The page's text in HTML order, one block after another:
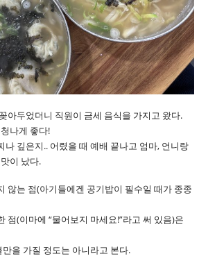
아두었더니 직원이 금세 음식을 가지고 왔다.
나게 좋다!
나 깊은지.. 어렸을 때 예배 끝나고 엄마, 언니랑
이 났다.
않는 점(아기들에겐 공기밥이 필수일 때가 종종
점(이마에 “물어보지 마세요!”라고 써 있음)은
을 가질 정도는 아니라고 본다.